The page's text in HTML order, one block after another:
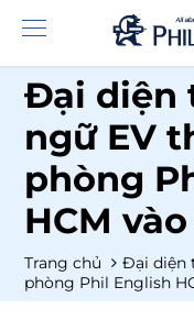
Đại diện
ngữ EV
phòng
HCM
Trang chủ
Đại diện
phòng Phil English